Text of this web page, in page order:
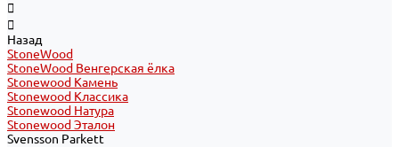
Назад
StoneWood
StoneWood Венгерская ёлка
Stonewood Камень
Stonewood Классика
Stonewood Натура
Stonewood Эталон
Svensson Parkett